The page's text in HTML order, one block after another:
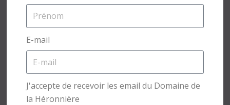
E-mail
J'accepte de recevoir les email du Domaine de
la Héronnière